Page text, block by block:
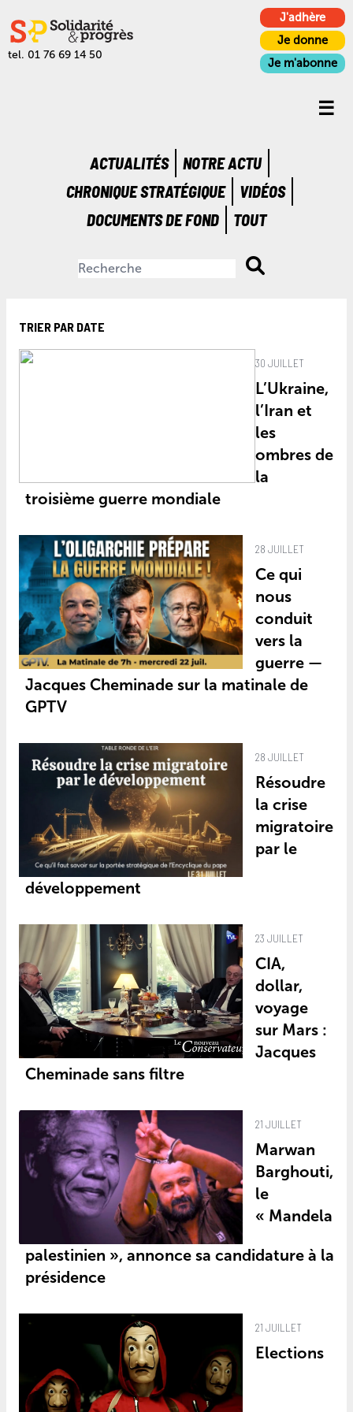
tel. 01 76 69 14 50
J'adhère
Je donne
Je m'abonne
ACTUALITÉS
NOTRE ACTU
CHRONIQUE STRATÉGIQUE
VIDÉOS
DOCUMENTS DE FOND
TOUT
TRIER PAR DATE
30 JUILLET
L’Ukraine,
l’Iran et
les
ombres de
la
troisième guerre mondiale
28 JUILLET
Ce qui
nous
conduit
vers la
guerre —
Jacques Cheminade sur la matinale de
GPTV
28 JUILLET
Résoudre
la crise
migratoire
par le
développement
23 JUILLET
CIA,
dollar,
voyage
sur Mars :
Jacques
Cheminade sans filtre
21 JUILLET
Marwan
Barghouti,
le
« Mandela
palestinien », annonce sa candidature à la
présidence
21 JUILLET
Elections